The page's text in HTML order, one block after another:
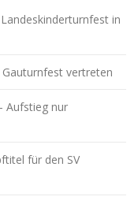
in
vertreten
Aufstieg nur
für den SV